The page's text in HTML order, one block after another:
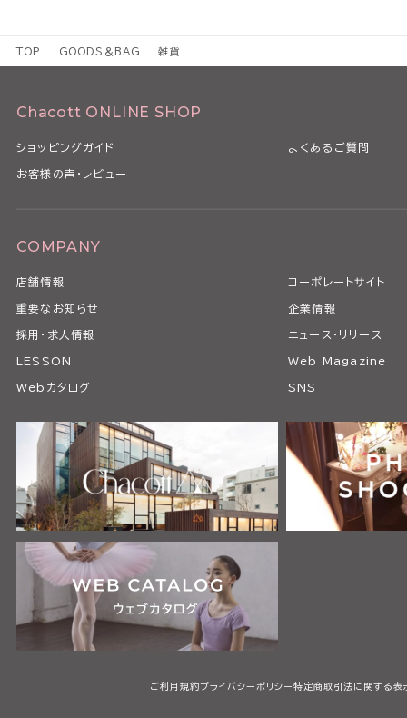
TOP GOODS＆BAG 雑貨
Chacott ONLINE SHOP
ショッピングガイド よくあるご質問
お客様の声・レビュー
COMPANY
店舗情報 コーポレートサイト
重要なお知らせ 企業情報
採用・求人情報 ニュース・リリース
LESSON Web Magazine
Webカタログ SNS
ご利用規約プライバシーポリシー特定商取引法に関する表